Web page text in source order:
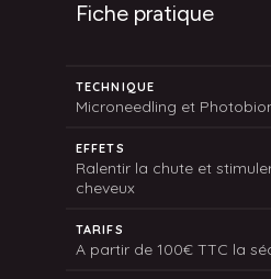
Fiche pratique
TECHNIQUE
Microneedling et
EFFETS
Ralentir la chute et
cheveux
TARIFS
A partir de 100€ TTC la